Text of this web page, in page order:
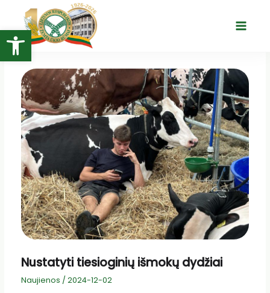
Open toolbar
turinio
Main
Nustatyti tiesioginių išmokų dydžiai
Naujienos / 2024-12-02